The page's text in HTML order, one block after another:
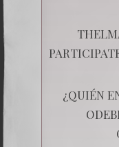
¿QUIÉN